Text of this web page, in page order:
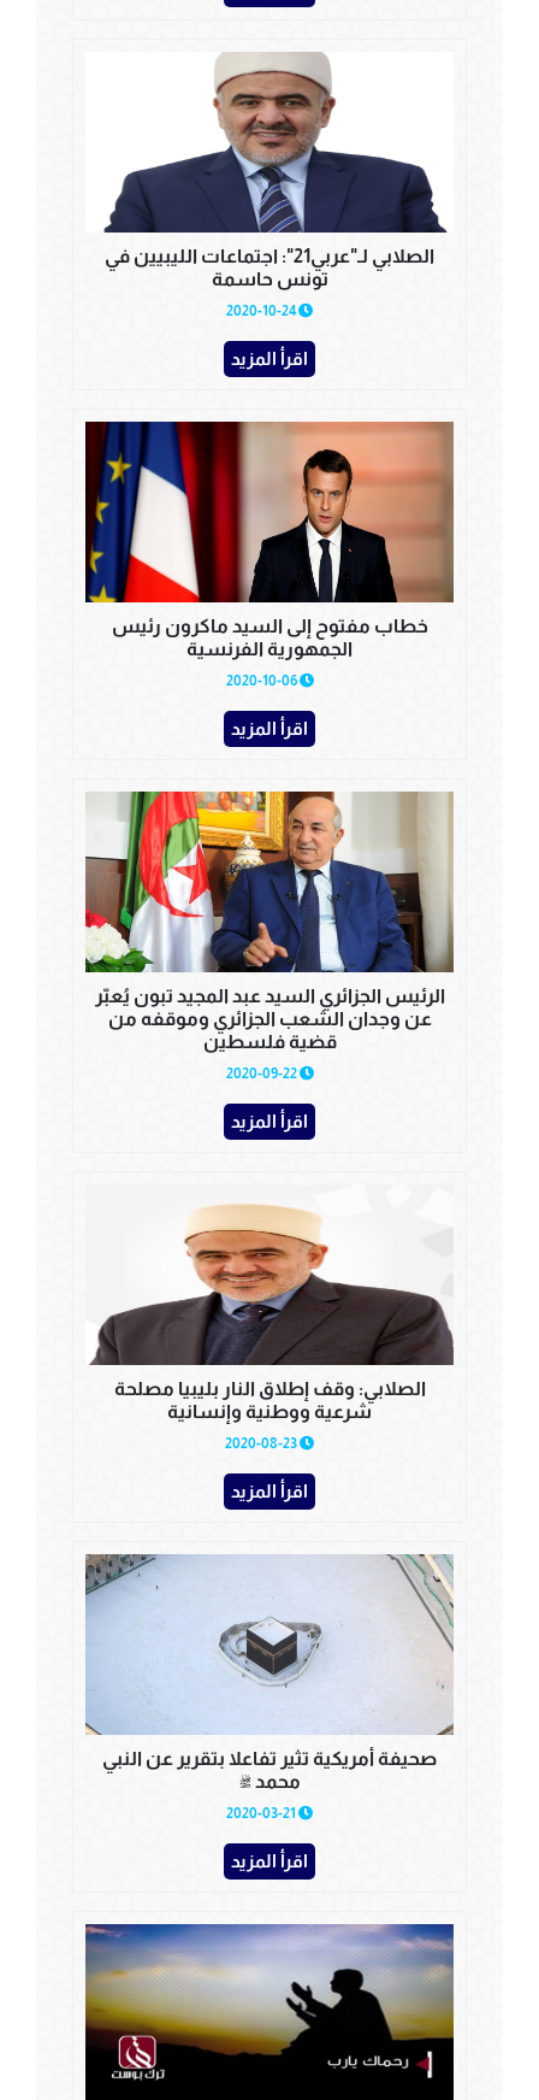
الصلابي لـ"عربي21": اجتماعات الليبيين في
تونس حاسمة
2020-10-24
اقرأ المزيد
خطاب مفتوح إلى السيد ماكرون رئيس
الجمهورية الفرنسية
2020-10-06
اقرأ المزيد
الرئيس الجزائري السيد عبد المجيد تبون يُعبّر
عن وجدان الشعب الجزائري وموقفه من
قضية فلسطين
2020-09-22
اقرأ المزيد
الصلابي: وقف إطلاق النار بليبيا مصلحة
شرعية ووطنية وإنسانية
اقرأ المزيد
صحيفة أمريكية تثير تفاعلا بتقرير عن النبي
محمد ﷺ
اقرأ المزيد